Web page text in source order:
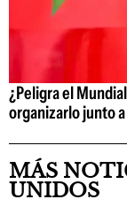
¿Peligra el
organizarlo junto
MÁS
UNIDOS